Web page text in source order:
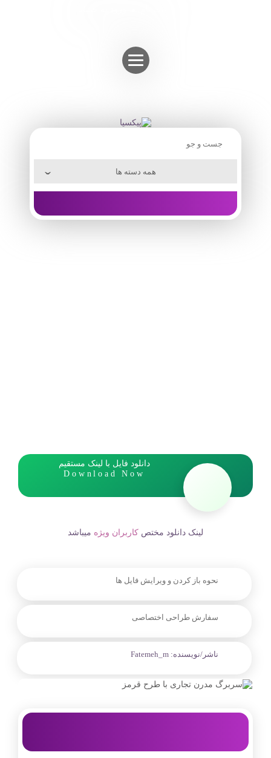
دانلود فایل با لینک مستقیم
Download Now
لینک دانلود مختص کاربران ویژه میباشد
نحوه باز کردن و ویرایش فایل ها
سفارش طراحی اختصاصی
ناشر/نویسنده: Fatemeh_m